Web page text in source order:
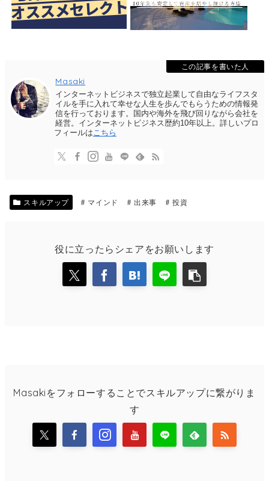
この記事を書いた人
Masaki
インターネットビジネスで独立起業して自由なライフスタ
イルを手に入れて幸せな人生を歩んでもらうための情報発
信を行っております。国内や海外を飛び回りながら会社を
経営。インターネットビジネス歴約10年以上。詳しいプロ
フィールはこちら
スキルアップ マインド 出来事 投資
役に立ったらシェアをお願いします
Masakiをフォローすることでスキルアップに繋がりま
す